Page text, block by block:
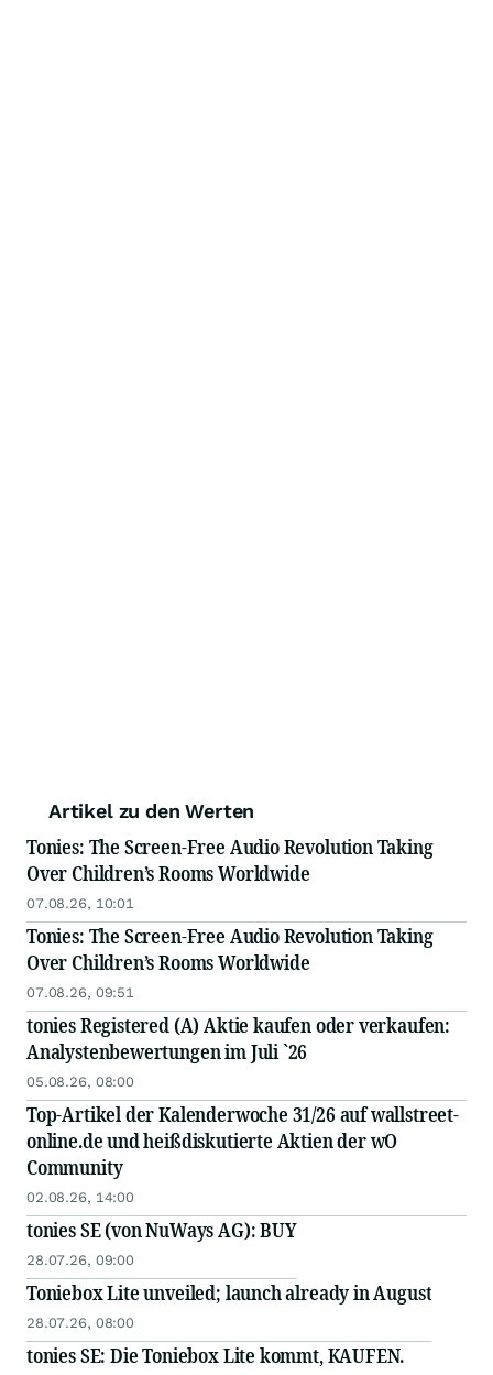
Artikel zu den Werten
Tonies: The Screen-Free Audio Revolution Taking
Over Children’s Rooms Worldwide
07.08.26, 10:01
Tonies: The Screen-Free Audio Revolution Taking
Over Children’s Rooms Worldwide
07.08.26, 09:51
tonies Registered (A) Aktie kaufen oder verkaufen:
Analystenbewertungen im Juli `26
05.08.26, 08:00
Top-Artikel der Kalenderwoche 31/26 auf wallstreet-
online.de und heißdiskutierte Aktien der wO
Community
02.08.26, 14:00
tonies SE (von NuWays AG): BUY
28.07.26, 09:00
Toniebox Lite unveiled; launch already in August
28.07.26, 08:00
tonies SE: Die Toniebox Lite kommt, KAUFEN.